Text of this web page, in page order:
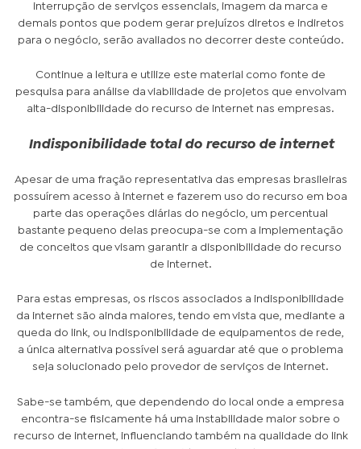
interrupção de serviços essenciais, imagem da marca e
demais pontos que podem gerar prejuízos diretos e indiretos
para o negócio, serão avaliados no decorrer deste conteúdo.
Continue a leitura e utilize este material como fonte de
pesquisa para análise da viabilidade de projetos que envolvam
alta-disponibilidade do recurso de internet nas empresas.
Indisponibilidade total do recurso de internet
Apesar de uma fração representativa das empresas brasileiras
possuírem acesso à internet e fazerem uso do recurso em boa
parte das operações diárias do negócio, um percentual
bastante pequeno delas preocupa-se com a implementação
de conceitos que visam garantir a disponibilidade do recurso
de internet.
Para estas empresas, os riscos associados a indisponibilidade
da internet são ainda maiores, tendo em vista que, mediante a
queda do link, ou indisponibilidade de equipamentos de rede,
a única alternativa possível será aguardar até que o problema
seja solucionado pelo provedor de serviços de internet.
Sabe-se também, que dependendo do local onde a empresa
encontra-se fisicamente há uma instabilidade maior sobre o
recurso de internet, influenciando também na qualidade do link